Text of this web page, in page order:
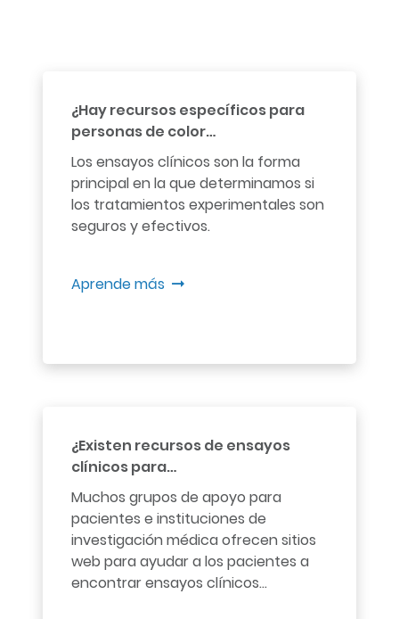
¿Hay recursos específicos para
personas de color…
Los ensayos clínicos son la forma
principal en la que determinamos si
los tratamientos experimentales son
seguros y efectivos.
Aprende más
¿Existen recursos de ensayos
clínicos para…
Muchos grupos de apoyo para
pacientes e instituciones de
investigación médica ofrecen sitios
web para ayudar a los pacientes a
encontrar ensayos clínicos...